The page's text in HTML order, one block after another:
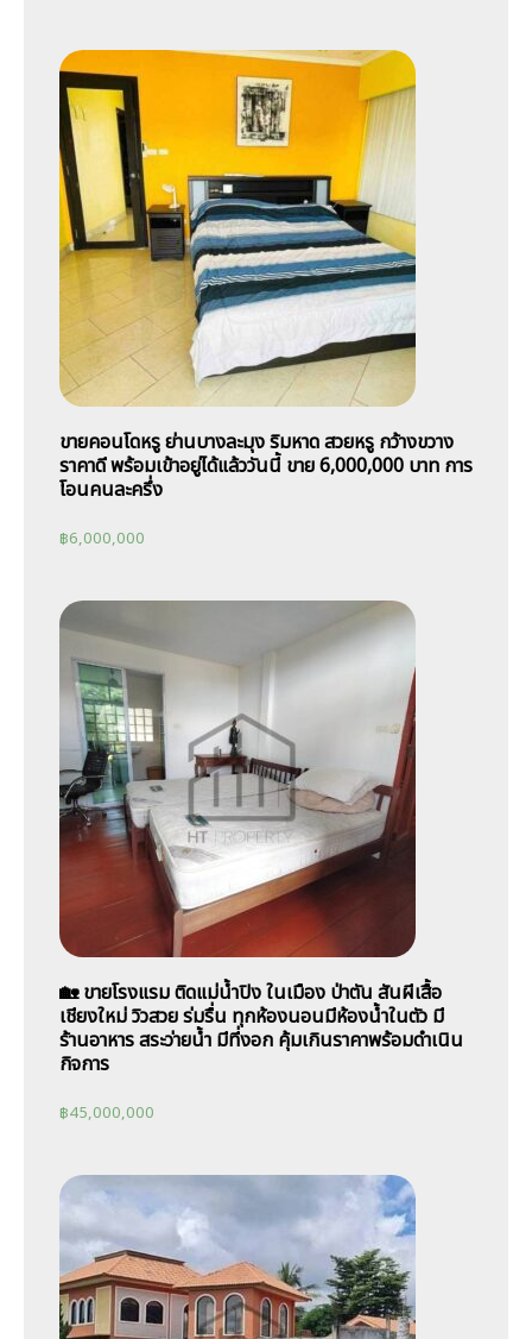
ขายคอนโดหรู ย่านบางละมุง ริมหาด สวยหรู กว้างขวาง
ราคาดี พร้อมเข้าอยู่ได้แล้ววันนี้ ขาย 6,000,000 บาท การ
โอนคนละครึ่ง
฿6,000,000
🏡 ขายโรงแรม ติดแม่น้ำปิง ในเมือง ป่าตัน สันผีเสื้อ
เชียงใหม่ วิวสวย ร่มรื่น ทุกห้องนอนมีห้องน้ำในตัว มี
ร้านอาหาร สระว่ายน้ำ มีที่งอก คุ้มเกินราคาพร้อมดำเนิน
กิจการ
฿45,000,000